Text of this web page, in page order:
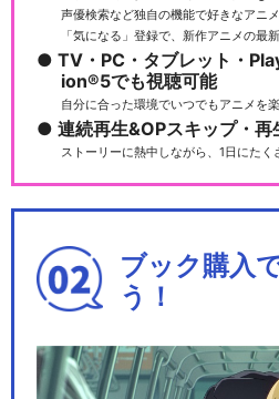
声優検索など独自の機能で好きなアニ
「気になる」登録で、新作アニメの最
TV・PC・タブレット・
ion®5でも視聴可能
自分に合った環境でいつでもアニメを
連続再生&OPスキップ・再
ストーリーに熱中しながら、1日にたく
ブック購入
う！